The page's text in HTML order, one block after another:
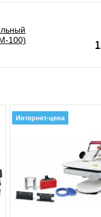
100)
Интернет-цена